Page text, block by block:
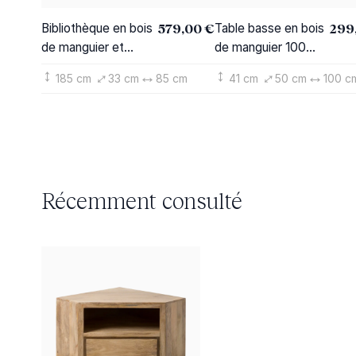
Bibliothèque en bois
de manguier et
579,00 €
185 cm 33 cm 85 cm
Table basse en bois
de manguier 100
41 cm 50 cm 100
Récemment consulté